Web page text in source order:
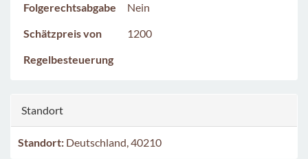
Folgerechtsabgabe
Nein
Schätzpreis von
1200
Regelbesteuerung
Standort
Standort: Deutschland, 40210